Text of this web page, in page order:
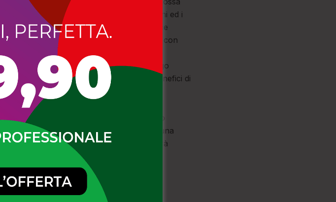
socio-culturale che coinvolga i cittadini ed i
di questa legge, pertanto, fornisce
l’ampliamento dell’offerta turistica anche con
appositamente concepite. I Comuni che
beneficiare della certificazione di Borgo
anche al fine di accedere a benefici di
dalla Regione».
– ha concluso Lo Schiavo -, un obiettivo
collega Katya Gentile che permetterà ad una
un apposito quadro normativo che porterà